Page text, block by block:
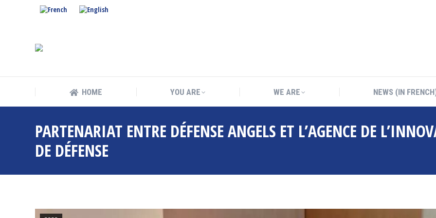
HOME YOU ARE WE ARE NEWS (IN
PARTENARIAT ENTRE DÉFENSE ANGELS ET L’AGENCE DE
DE DÉFENSE
HOME